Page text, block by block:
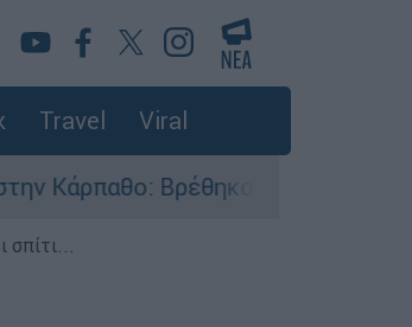
Travel Viral
παλιά πυρομαχικά στο
σπίτι...